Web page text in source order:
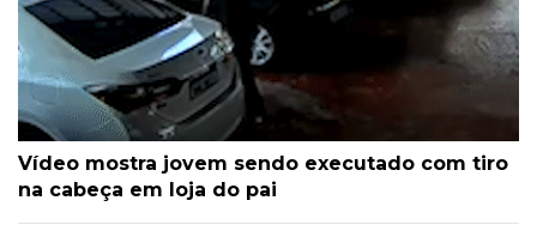
Vídeo mostra jovem sendo executado com tiro
na cabeça em loja do pai